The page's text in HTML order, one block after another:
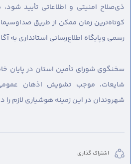
ذی‌صلاح امنیتی و اطلاعاتی تأیید
کوتاه‌ترین زمان ممکن از طریق
رسمی وپایگاه اطلاع‌رسانی استانداری به
سخنگوی شورای تأمین استان در پایان
شایعات، موجب تشویش اذهان
شهروندان در این زمینه هوشیاری لازم را
اشتراک گذاری